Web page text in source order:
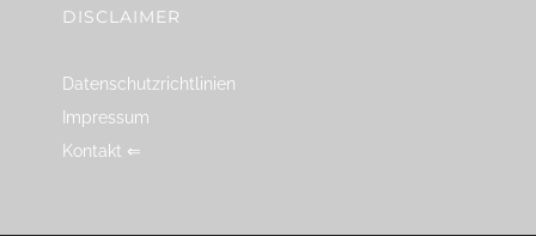
DISCLAIMER
Datenschutzrichtlinien
Impressum
Kontakt ⇐